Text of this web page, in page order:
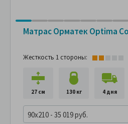
Матрас Орматек Optima
Жесткость 1 стороны:
27 см 130 кг 4 дня
90x210 - 35 019 руб.